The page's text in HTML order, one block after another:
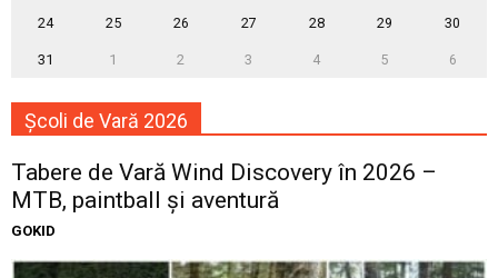
24 25 26 27 28 29 30
31 1 2 3 4 5 6
Școli de Vară 2026
Tabere de Vară Wind Discovery în 2026 –
MTB, paintball și aventură
GOKID